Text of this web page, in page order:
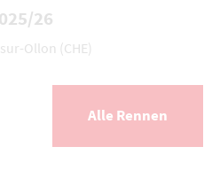
26
Ollon (CHE)
Alle Rennen